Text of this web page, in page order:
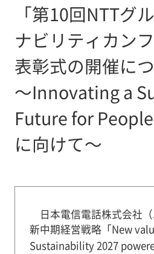
「第10回NTTグ
ナビリティカン
表彰式の開催に
～Innovating a
Future for
に向けて～
日本電信電話株式会社（
新中期経営戦略「New
Sustainability 2027